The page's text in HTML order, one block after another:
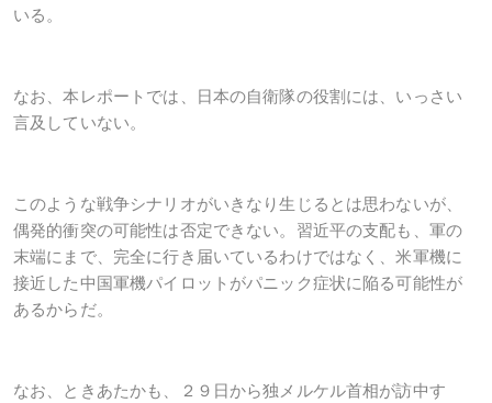
いる。
なお、本レポートでは、日本の自衛隊の役割には、いっさい
言及していない。
このような戦争シナリオがいきなり生じるとは思わないが、
偶発的衝突の可能性は否定できない。習近平の支配も、軍の
末端にまで、完全に行き届いているわけではなく、米軍機に
接近した中国軍機パイロットがパニック症状に陥る可能性が
あるからだ。
なお、ときあたかも、２９日から独メルケル首相が訪中す